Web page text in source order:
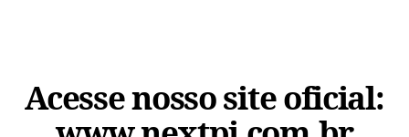
Acesse nosso site oficial: